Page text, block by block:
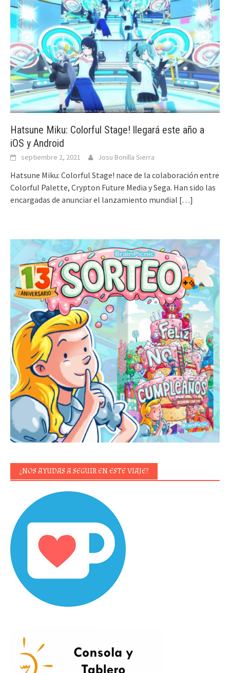
Hatsune Miku: Colorful Stage! llegará este año a
iOS y Android
septiembre 2, 2021 Josu Bonilla Sierra
Hatsune Miku: Colorful Stage! nace de la colaboración entre
Colorful Palette, Crypton Future Media y Sega. Han sido las
encargadas de anunciar el lanzamiento mundial […]
¿NOS AYUDAS A SEGUIR EN ESTE VIAJE?